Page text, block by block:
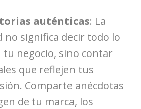
auténticas: La
no significa decir todo lo
tu negocio, sino contar
que reflejen tus
Comparte anécdotas
de tu marca, los